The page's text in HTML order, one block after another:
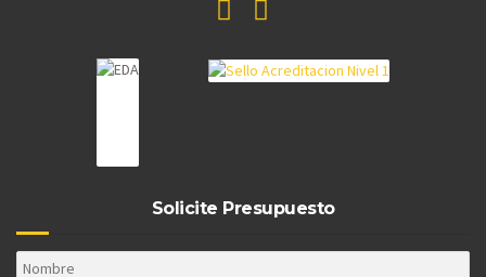
Solicite Presupuesto